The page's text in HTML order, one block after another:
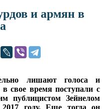
и армян в
лишают голоса и
свое время поступали с
публицистом Зейнелом
году. Еще тогда он